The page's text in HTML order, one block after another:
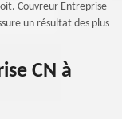
Couvreur Entreprise
un résultat des plus
CN à